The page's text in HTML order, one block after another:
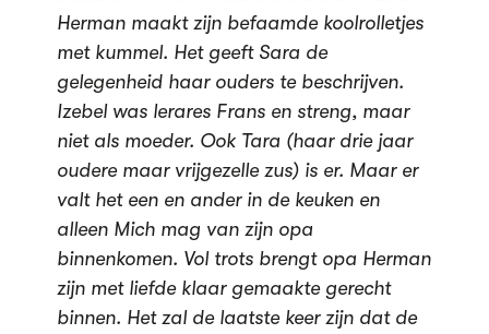
Herman maakt zijn befaamde koolrolletjes
met kummel. Het geeft Sara de
gelegenheid haar ouders te beschrijven.
Izebel was lerares Frans en streng, maar
niet als moeder. Ook Tara (haar drie jaar
oudere maar vrijgezelle zus) is er. Maar er
valt het een en ander in de keuken en
alleen Mich mag van zijn opa
binnenkomen. Vol trots brengt opa Herman
zijn met liefde klaar gemaakte gerecht
binnen. Het zal de laatste keer zijn dat de